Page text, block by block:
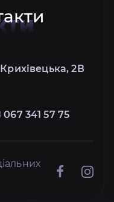
2В
067 341 57 75